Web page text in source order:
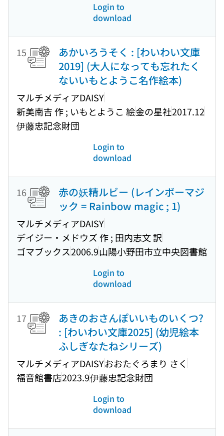
Login to
download
15
あかいろうそく : [わいわい文庫
2019] (大人になっても忘れたく
ないいもとようこ名作絵本)
マルチメディアDAISY
新美南吉 作 ; いもとようこ 絵金の星社2017.12
伊藤忠記念財団
Login to
download
16
赤の妖精ルビー (レインボーマジ
ック = Rainbow magic ; 1)
マルチメディアDAISY
デイジー・メドウズ 作 ; 田内志文 訳
ゴマブックス2006.9山陽小野田市立中央図書館
Login to
download
17
あきのおさんぽいいものいくつ?
: [わいわい文庫2025] (幼児絵本
ふしぎなたねシリーズ)
マルチメディアDAISYおおたぐろまり さく
福音館書店2023.9伊藤忠記念財団
Login to
download